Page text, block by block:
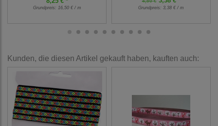
Grundpreis: 16,50 € / m Grundpreis: 3,38 € / m
Kunden, die diesen Artikel gekauft haben, kauften auch: